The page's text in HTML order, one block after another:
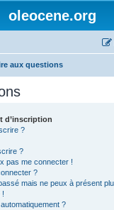
oleocene.org
aux questions
d’inscription
?
?
pas me connecter !
?
mais ne peux à présent
!
?